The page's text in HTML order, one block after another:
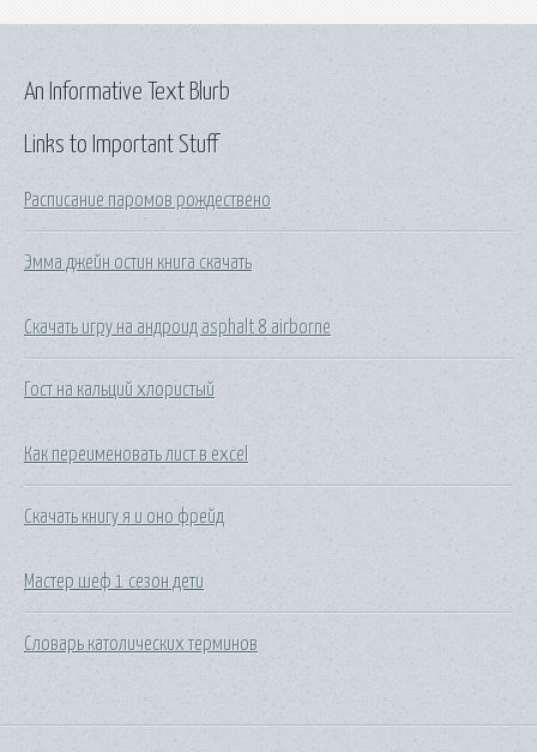
Links to Important Stuff
Расписание паромов рождествено
Эмма джейн остин книга скачать
Скачать игру на андроид asphalt 8 airborne
Гост на кальций хлористый
Как переименовать лист в excel
Скачать книгу я и оно фрейд
Мастер шеф 1 сезон дети
Словарь католических терминов
An Informative Text Blurb